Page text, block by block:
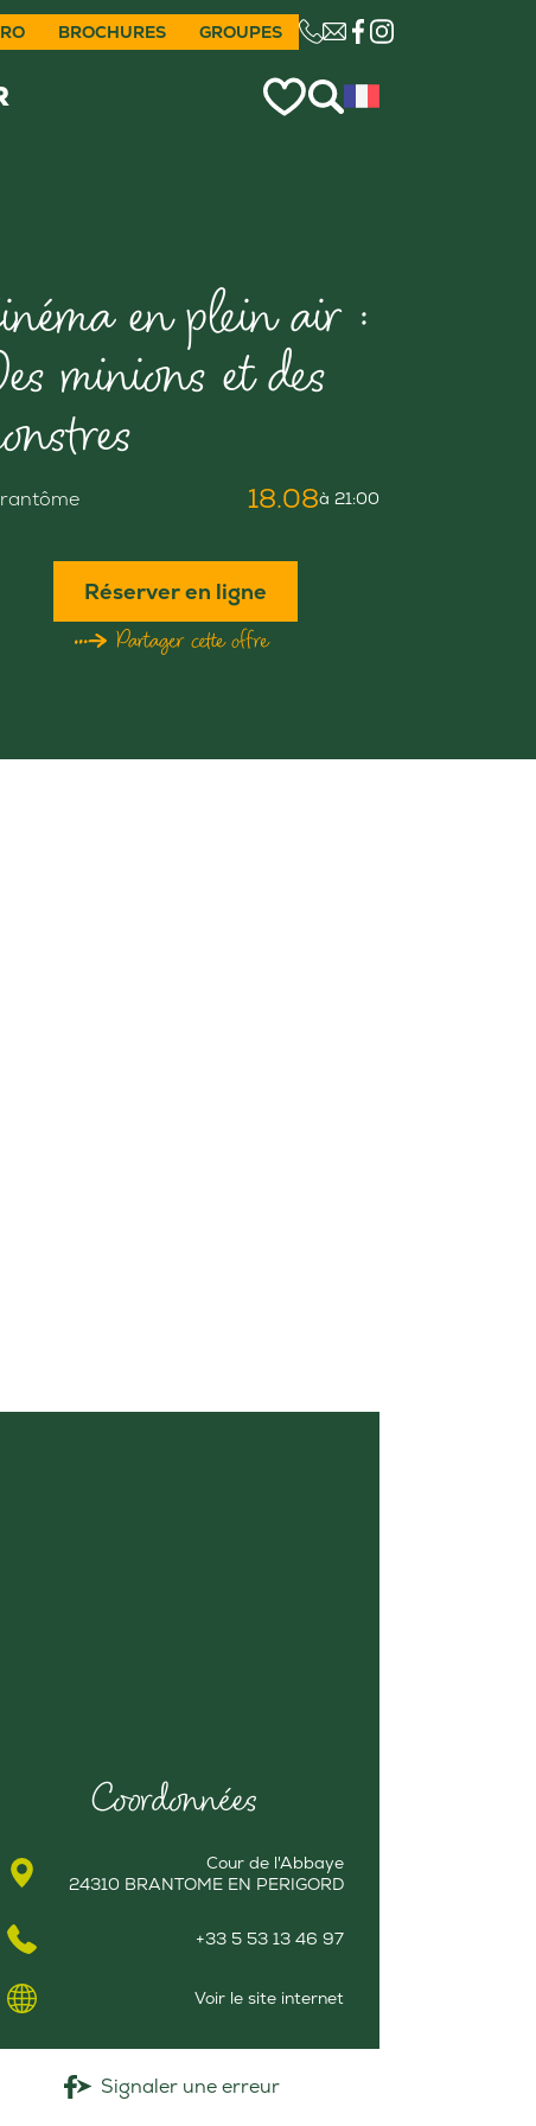
BROCHURES GROUPES CE LIEN OUVRIRA
en plein air :
minions et des
18.08à 21:00
Réserver en ligne
Partager cette offre
Coordonnées
Cour de l'Abbaye
24310 BRANTOME EN PERIGORD
+33 5 53 13 46 97
Voir le site internet
Signaler une erreur